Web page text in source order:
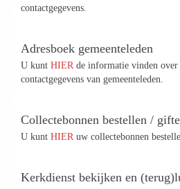
contactgegevens.
Adresboek gemeenteleden
U kunt HIER de informatie vinden over
contactgegevens van gemeenteleden.
Collectebonnen bestellen /
U kunt HIER uw collectebonnen
Kerkdienst bekijken en